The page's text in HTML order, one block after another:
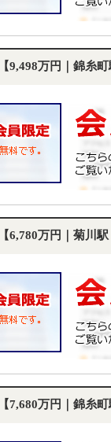
【9,498万円｜錦糸
【6,780万円｜菊川
【7,680万円｜錦糸